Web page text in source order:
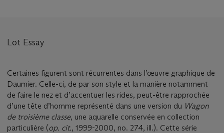
Lot Essay
Certaines figurent sont récurrentes dans l’œuvre graphique de
Daumier. Celle-ci, de par son style et la manière notamment
de faire le nez et d’accentuer les rides, peut-être rapprochée
d’une tête d’homme représenté dans une version du Wagon
de troisième classe, une aquarelle conservée en collection
particulière (op. cit., 1999-2000, no. 274, ill.). Cette série